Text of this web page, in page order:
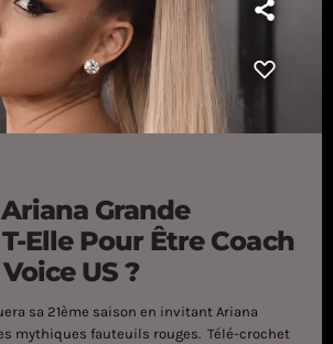
Grande
Elle Pour Être Coach
US ?
sa 21ème saison en invitant Ariana
mythiques fauteuils rouges. Télé-crochet